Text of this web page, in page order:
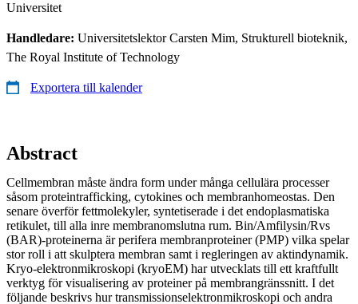
Universitet
Handledare: Universitetslektor Carsten Mim, Strukturell bioteknik,
The Royal Institute of Technology
Exportera till kalender
Abstract
Cellmembran måste ändra form under många cellulära processer
såsom proteintrafficking, cytokines och membranhomeostas. Den
senare överför fettmolekyler, syntetiserade i det endoplasmatiska
retikulet, till alla inre membranomslutna rum. Bin/Amfilysin/Rvs
(BAR)-proteinerna är perifera membranproteiner (PMP) vilka spelar
stor roll i att skulptera membran samt i regleringen av aktindynamik.
Kryo-elektronmikroskopi (kryoEM) har utvecklats till ett kraftfullt
verktyg för visualisering av proteiner på membrangränssnitt. I det
följande beskrivs hur transmissionselektronmikroskopi och andra